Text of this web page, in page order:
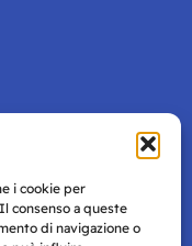
i cookie per
consenso a queste
di navigazione o